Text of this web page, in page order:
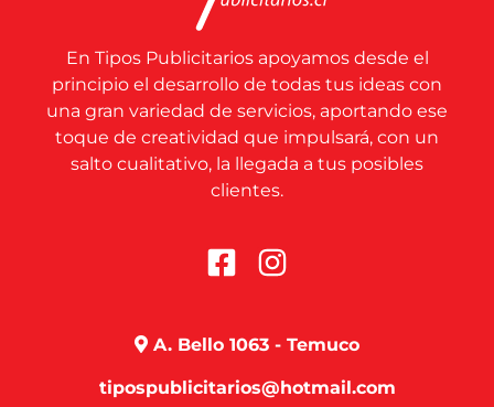
En Tipos Publicitarios apoyamos desde el
principio el desarrollo de todas tus ideas con
una gran variedad de servicios, aportando ese
toque de creatividad que impulsará, con un
salto cualitativo, la llegada a tus posibles
clientes.
A. Bello 1063 - Temuco
tipospublicitarios@hotmail.com